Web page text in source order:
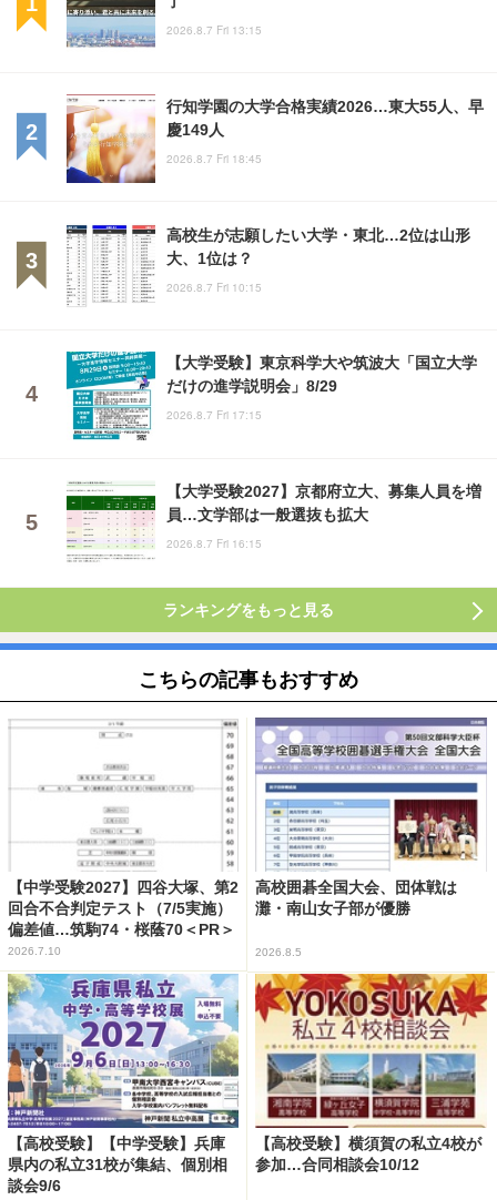
2026.8.7 Fri 13:15
行知学園の大学合格実績2026…東大55人、早
慶149人
2026.8.7 Fri 18:45
高校生が志願したい大学・東北…2位は山形
大、1位は？
2026.8.7 Fri 10:15
【大学受験】東京科学大や筑波大「国立大学
だけの進学説明会」8/29
2026.8.7 Fri 17:15
【大学受験2027】京都府立大、募集人員を増
員…文学部は一般選抜も拡大
2026.8.7 Fri 16:15
ランキングをもっと見る
こちらの記事もおすすめ
【中学受験2027】四谷大塚、第2
回合不合判定テスト（7/5実施）
偏差値…筑駒74・桜蔭70＜PR＞
2026.7.10
高校囲碁全国大会、団体戦は
灘・南山女子部が優勝
2026.8.5
【高校受験】【中学受験】兵庫
県内の私立31校が集結、個別相
談会9/6
【高校受験】横須賀の私立4校が
参加…合同相談会10/12